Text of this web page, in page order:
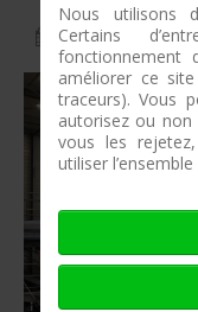
17 septembre
Nous utilisons
Certains
fonctionnement
améliorer ce site
traceurs). Vous
autorisez ou
vous les
utiliser